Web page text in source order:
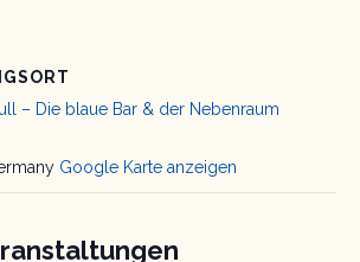
– Die blaue Bar & der Nebenraum
Google Karte anzeigen